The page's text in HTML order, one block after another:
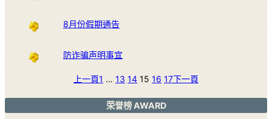
8月份假期通告
防诈骗声明事宜
上一頁1 … 13 14 15 16 17下一頁
荣誉榜 AWARD